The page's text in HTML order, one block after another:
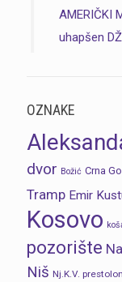
AMERIČKI
uhapšen
OZNAKE
dvor Božić Crna
Tramp Emir
Kosovo
pozorište
Niš Nj.K.V.